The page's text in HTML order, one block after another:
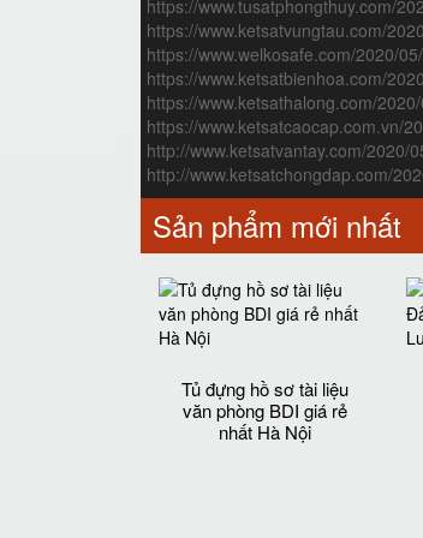
https://www.tusatphongthuy.com/
https://www.ketsatvungtau.com/
https://www.welkosafe.com/2020/
https://www.ketsatbienhoa.com/
https://www.ketsathalong.com/
https://www.ketsatcaocap.com.vn/
http://www.ketsatvantay.com/2020/
http://www.ketsatchongdap.com/
Sản phẩm mới nhất
Tủ đựng hồ sơ tài liệu
văn phòng BDI giá rẻ
nhất Hà Nội